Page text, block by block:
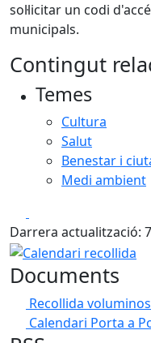
sol·licitar un codi
municipals.
Contingut
Temes
Cultura
Salut
Benestar i
Medi ambient
Darrera actualització:
Calendari recollida
Documents
Recollida
Calendari Porta a